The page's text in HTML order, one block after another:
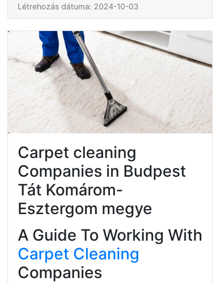
Létrehozás dátuma: 2024-10-03
Carpet cleaning
Companies in Budpest
Tát Komárom-
Esztergom megye
A Guide To Working With
Carpet Cleaning
Companies